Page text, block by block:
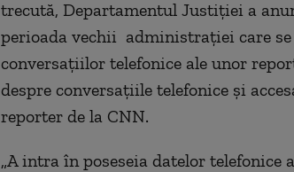
trecută, Departamentul Justiției a
perioada vechii administrației care
conversațiilor telefonice ale unor
despre conversațiile telefonice și
reporter de la CNN.
„A intra în poseseia datelor